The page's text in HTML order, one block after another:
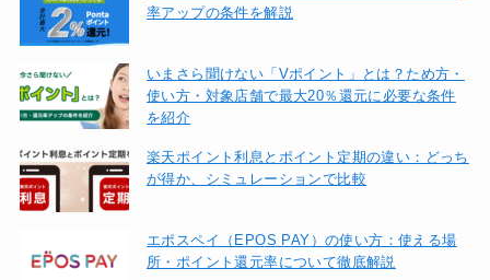
率アップの条件を解説
いまさら聞けない「Vポイント」とは？ため方・
使い方・対象店舗で最大20％還元に必要な条件
を紹介
楽天ポイント利息とポイント定期の違い：どっち
が得か、シミュレーションで比較
エポスペイ（EPOS PAY）の使い方：使える場
所・ポイント還元率について徹底解説